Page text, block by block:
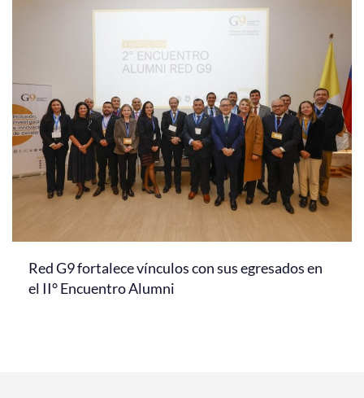
Red G9 fortalece vínculos con sus egresados en
el II° Encuentro Alumni